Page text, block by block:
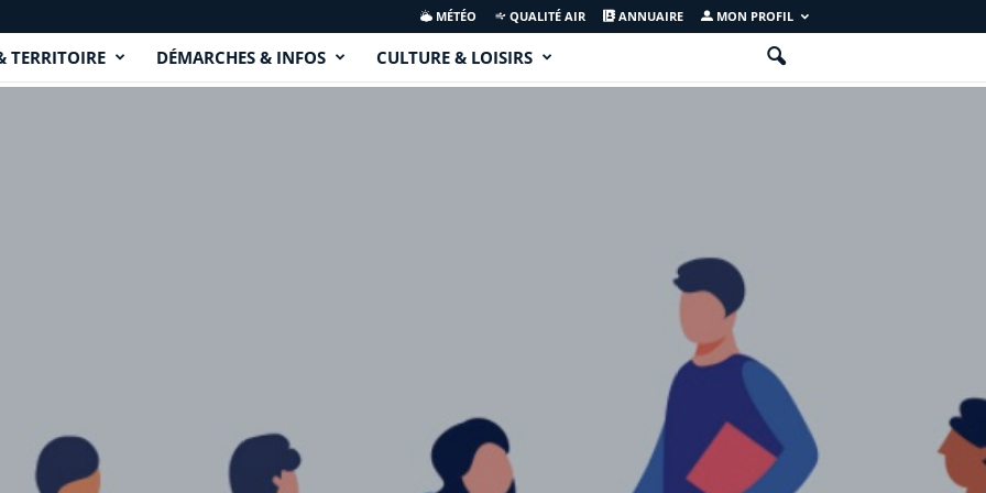
MÉTÉO QUALITÉ AIR ANNUAIRE MON PROFIL
TERRITOIRE DÉMARCHES & INFOS CULTURE & LOISIRS